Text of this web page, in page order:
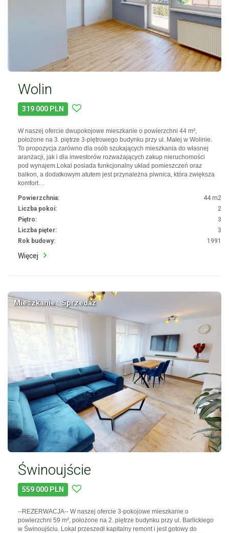
Wolin
319 000 PLN
W naszej ofercie dwupokojowe mieszkanie o powierzchni 44 m²,
położone na 3. piętrze 3-piętrowego budynku przy ul. Małej w Wolinie.
To propozycja zarówno dla osób szukających mieszkania do własnej
aranżacji, jak i dla inwestorów rozważających zakup nieruchomości
pod wynajem.Lokal posiada funkcjonalny układ pomieszczeń oraz
balkon, a dodatkowym atutem jest przynależna piwnica, która zwiększa
komfort…
Powierzchnia:
44 m2
Liczba pokoi:
2
Piętro:
3
Liczba pięter:
3
Rok budowy:
1991
Więcej
Mieszkanie · Sprzedaż
Świnoujście
559 000 PLN
--REZERWACJA-- W naszej ofercie 3-pokojowe mieszkanie o
powierzchni 59 m², położone na 2. piętrze budynku przy ul. Barlickiego
w Świnoujściu. Lokal przeszedł kapitalny remont i jest gotowy do